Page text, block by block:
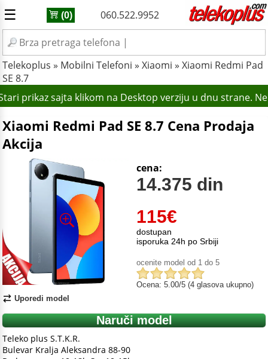
☰ (0) 060.522.9952
Telekoplus » Mobilni Telefoni » Xiaomi » Xiaomi Redmi Pad
SE 8.7
prikaz sajta klikom na Desktop verziju u dnu strane.
Xiaomi Redmi Pad SE 8.7 Cena Prodaja
Akcija
Uporedi model
115€
cena:
14.375 din
dostupan
isporuka 24h po Srbiji
ocenite model od 1 do 5
Ocena: 5.00/5 (4 glasova ukupno)
Naruči model
Teleko plus S.T.K.R.
Bulevar Kralja Aleksandra 88-90